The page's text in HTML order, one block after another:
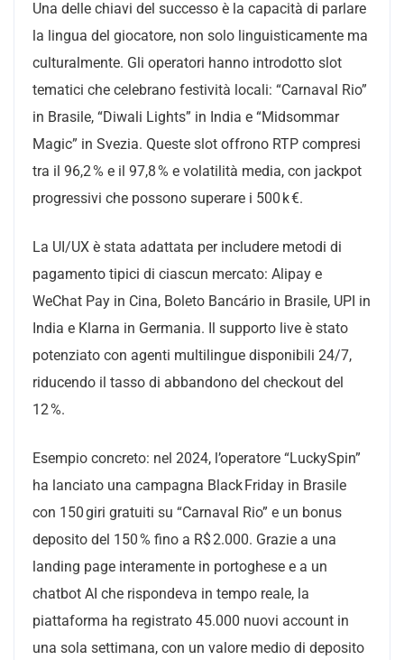
Una delle chiavi del successo è la capacità di parlare
la lingua del giocatore, non solo linguisticamente ma
culturalmente. Gli operatori hanno introdotto slot
tematici che celebrano festività locali: “Carnaval Rio”
in Brasile, “Diwali Lights” in India e “Midsommar
Magic” in Svezia. Queste slot offrono RTP compresi
tra il 96,2 % e il 97,8 % e volatilità media, con jackpot
progressivi che possono superare i 500 k €.
La UI/UX è stata adattata per includere metodi di
pagamento tipici di ciascun mercato: Alipay e
WeChat Pay in Cina, Boleto Bancário in Brasile, UPI in
India e Klarna in Germania. Il supporto live è stato
potenziato con agenti multilingue disponibili 24/7,
riducendo il tasso di abbandono del checkout del
12 %.
Esempio concreto: nel 2024, l’operatore “LuckySpin”
ha lanciato una campagna Black Friday in Brasile
con 150 giri gratuiti su “Carnaval Rio” e un bonus
deposito del 150 % fino a R$ 2.000. Grazie a una
landing page interamente in portoghese e a un
chatbot AI che rispondeva in tempo reale, la
piattaforma ha registrato 45.000 nuovi account in
una sola settimana, con un valore medio di deposito